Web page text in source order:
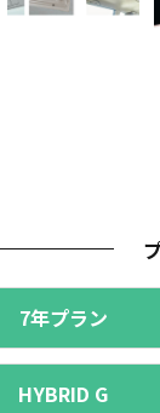
7年プラン
HYBRID G